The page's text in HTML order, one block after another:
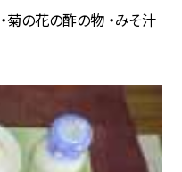
菊の花の酢の物 ・みそ汁